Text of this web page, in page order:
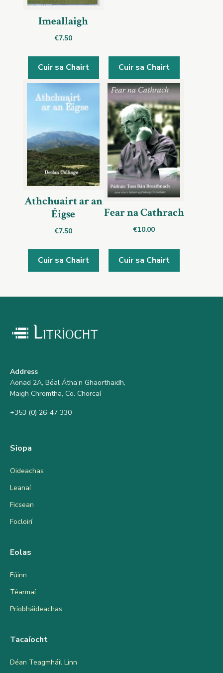
Imeallaigh
€7.50
Cuir sa Chairt Cuir sa Chairt
Athchuairt ar an
Éigse
€7.50
Cuir sa Chairt
Fear na Cathrach
€10.00
Cuir sa Chairt
Address
Aonad 2A, Béal Átha’n Ghaorthaidh,
Maigh Chromtha, Co. Chorcaí
+353 (0) 26-47 330
Siopa
Oideachas
Leanaí
Ficsean
Focloirí
Eolas
Fúinn
Téarmaí
Príobháideachas
Tacaíocht
Déan Teagmháil Linn